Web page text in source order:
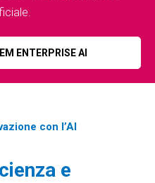
ENTERPRISE AI
con l’AI
e